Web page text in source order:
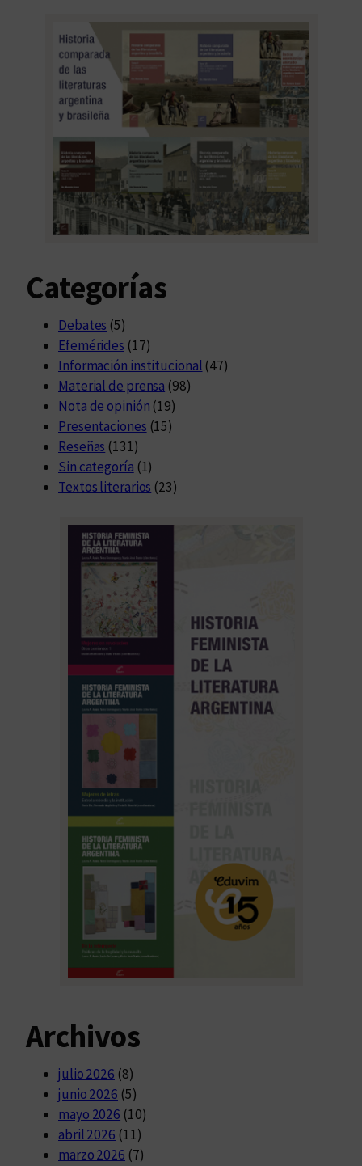
Categorías
Debates (5)
Efemérides (17)
Información institucional (47)
Material de prensa (98)
Nota de opinión (19)
Presentaciones (15)
Reseñas (131)
Sin categoría (1)
Textos literarios (23)
Archivos
julio 2026 (8)
junio 2026 (5)
mayo 2026 (10)
abril 2026 (11)
marzo 2026 (7)